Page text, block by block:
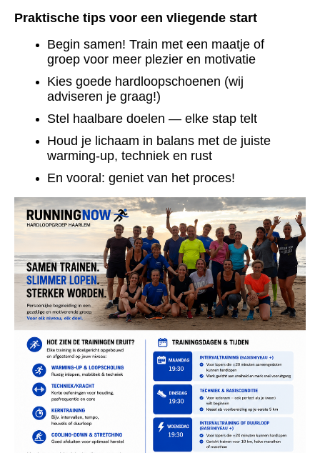
Praktische tips voor een vliegende start
Begin samen! Train met een maatje of
groep voor meer plezier en motivatie
Kies goede hardloopschoenen (wij
adviseren je graag!)
Stel haalbare doelen — elke stap telt
Houd je lichaam in balans met de juiste
warming-up, techniek en rust
En vooral: geniet van het proces!